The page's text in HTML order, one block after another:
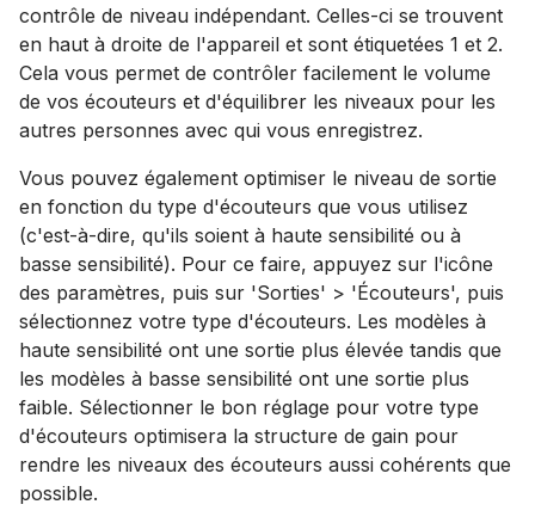
contrôle de niveau indépendant. Celles-ci se trouvent
en haut à droite de l'appareil et sont étiquetées 1 et 2.
Cela vous permet de contrôler facilement le volume
de vos écouteurs et d'équilibrer les niveaux pour les
autres personnes avec qui vous enregistrez.
Vous pouvez également optimiser le niveau de sortie
en fonction du type d'écouteurs que vous utilisez
(c'est-à-dire, qu'ils soient à haute sensibilité ou à
basse sensibilité). Pour ce faire, appuyez sur l'icône
des paramètres, puis sur 'Sorties' > 'Écouteurs', puis
sélectionnez votre type d'écouteurs. Les modèles à
haute sensibilité ont une sortie plus élevée tandis que
les modèles à basse sensibilité ont une sortie plus
faible. Sélectionner le bon réglage pour votre type
d'écouteurs optimisera la structure de gain pour
rendre les niveaux des écouteurs aussi cohérents que
possible.